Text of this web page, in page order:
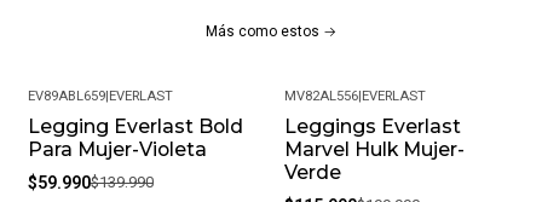
Más como estos
-57%
EV89ABL659|EVERLAST
Legging Everlast Bold
Para Mujer-Violeta
$59.990$139.990
-42%
MV82AL556|EVERLAST
Leggings Everlast
Marvel Hulk Mujer-
Verde